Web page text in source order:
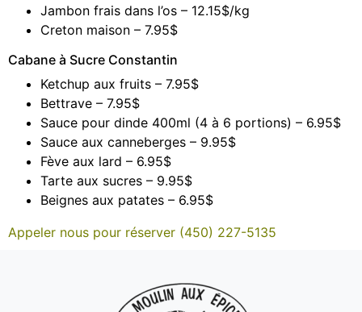
Jambon frais dans l’os – 12.15$/kg
Creton maison – 7.95$
Cabane à Sucre Constantin
Ketchup aux fruits – 7.95$
Bettrave – 7.95$
Sauce pour dinde 400ml (4 à 6 portions) – 6.95$
Sauce aux canneberges – 9.95$
Fève aux lard – 6.95$
Tarte aux sucres – 9.95$
Beignes aux patates – 6.95$
Appeler nous pour réserver (450) 227-5135